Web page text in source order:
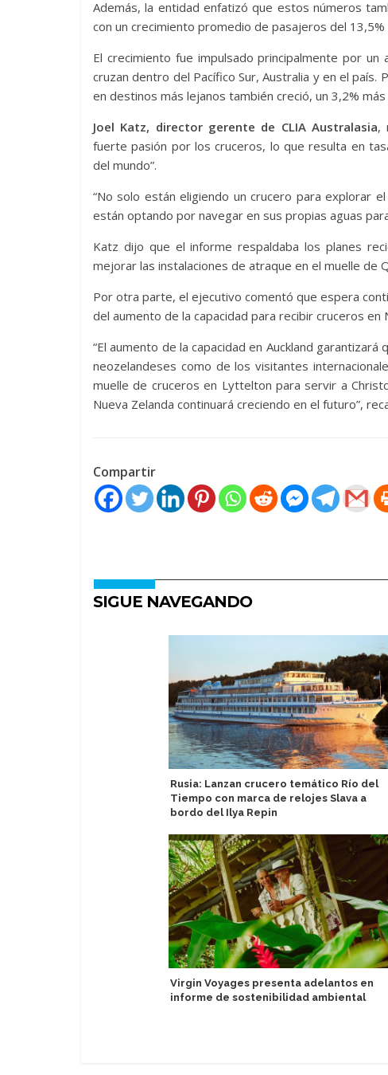
Además, la entidad enfatizó que estos números
con un crecimiento promedio de pasajeros del
El crecimiento fue impulsado principalmente por
cruzan dentro del Pacífico Sur, Australia y en el
en destinos más lejanos también creció, un 3,2%
Joel Katz, director gerente de CLIA Australasia,
fuerte pasión por los cruceros, lo que resulta en
del mundo”.
“No solo están eligiendo un crucero para explorar
están optando por navegar en sus propias aguas
Katz dijo que el informe respaldaba los planes
mejorar las instalaciones de atraque en el muelle de
Por otra parte, el ejecutivo comentó que espera
del aumento de la capacidad para recibir cruceros en
“El aumento de la capacidad en Auckland
neozelandeses como de los visitantes
muelle de cruceros en Lyttelton para servir a
Nueva Zelanda continuará creciendo en el futuro”,
Compartir
SIGUE NAVEGANDO
Rusia: Lanzan crucero temático Río del
Tiempo con marca de relojes Slava a
bordo del Ilya Repin
Virgin Voyages presenta adelantos en
informe de sostenibilidad ambiental